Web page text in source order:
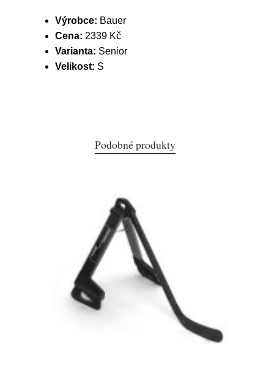
Výrobce: Bauer
Cena: 2339 Kč
Varianta: Senior
Velikost: S
Podobné produkty